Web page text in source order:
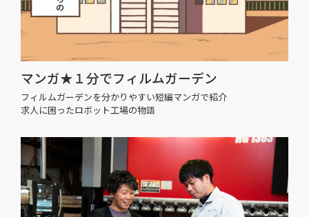
マンガ★１分でフィルムガーデン
フィルムガーデンを分かりやすい短編マンガで紹介
求人に困ったロボット工場の物語